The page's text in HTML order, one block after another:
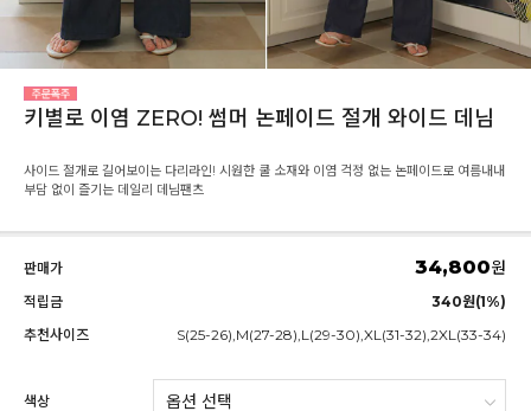
키별로 이염 ZERO! 썸머 논페이드 절개 와이드 데님
사이드 절개로 길어보이는 다리라인! 시원한 쿨 소재와 이염 걱정 없는 논페이드로 여름내내
부담 없이 즐기는 데일리 데님팬츠
판매가 34,800원
적립금
340원(1%)
추천사이즈
S(25-26),M(27-28),L(29-30),XL(31-32),2XL(33-34)
색상